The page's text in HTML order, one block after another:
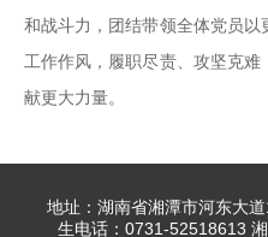
和战斗力，团结带领全体党员
工作作风，履职尽责、攻坚克
献更大力量。
地址：湖南省湘潭市河东大
生电话：0731-52518613